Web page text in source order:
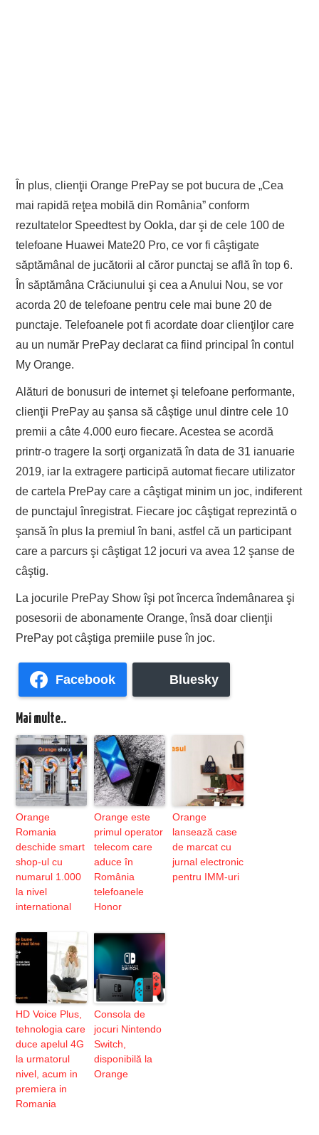
În plus, clienţii Orange PrePay se pot bucura de „Cea
mai rapidă reţea mobilă din România” conform
rezultatelor Speedtest by Ookla, dar şi de cele 100 de
telefoane Huawei Mate20 Pro, ce vor fi câştigate
săptămânal de jucătorii al căror punctaj se află în top 6.
În săptămâna Crăciunului şi cea a Anului Nou, se vor
acorda 20 de telefoane pentru cele mai bune 20 de
punctaje. Telefoanele pot fi acordate doar clienţilor care
au un număr PrePay declarat ca fiind principal în contul
My Orange.
Alături de bonusuri de internet şi telefoane performante,
clienţii PrePay au şansa să câştige unul dintre cele 10
premii a câte 4.000 euro fiecare. Acestea se acordă
printr-o tragere la sorţi organizată în data de 31 ianuarie
2019, iar la extragere participă automat fiecare utilizator
de cartela PrePay care a câştigat minim un joc, indiferent
de punctajul înregistrat. Fiecare joc câştigat reprezintă o
şansă în plus la premiul în bani, astfel că un participant
care a parcurs şi câştigat 12 jocuri va avea 12 şanse de
câştig.
La jocurile PrePay Show îşi pot încerca îndemânarea şi
posesorii de abonamente Orange, însă doar clienţii
PrePay pot câştiga premiile puse în joc.
Facebook Bluesky
Mai multe..
Orange
Romania
deschide smart
shop-ul cu
numarul 1.000
la nivel
international
Orange este
primul operator
telecom care
aduce în
România
telefoanele
Honor
Orange
lansează case
de marcat cu
jurnal electronic
pentru IMM-uri
HD Voice Plus,
tehnologia care
duce apelul 4G
la urmatorul
nivel, acum in
premiera in
Romania
Consola de
jocuri Nintendo
Switch,
disponibilă la
Orange